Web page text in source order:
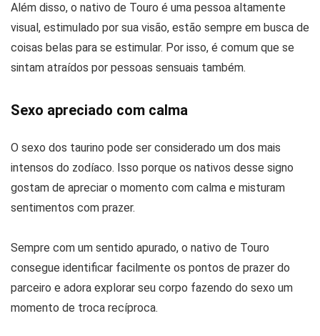
Além disso, o nativo de Touro é uma pessoa altamente
visual, estimulado por sua visão, estão sempre em busca de
coisas belas para se estimular. Por isso, é comum que se
sintam atraídos por pessoas sensuais também.
Sexo apreciado com calma
O sexo dos taurino pode ser considerado um dos mais
intensos do zodíaco. Isso porque os nativos desse signo
gostam de apreciar o momento com calma e misturam
sentimentos com prazer.
Sempre com um sentido apurado, o nativo de Touro
consegue identificar facilmente os pontos de prazer do
parceiro e adora explorar seu corpo fazendo do sexo um
momento de troca recíproca.